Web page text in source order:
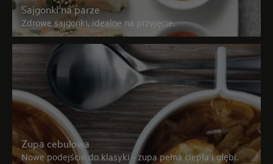
Sajgonki na parze
Zdrowe sajgonki, idealne na przyjęcie.
Zupa cebulowa
Nowe podejście do klasyki - zupa pełna ciepła i głębi.